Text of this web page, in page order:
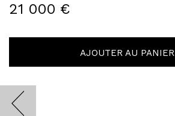
21 000 €
AJOUTER AU PANIER